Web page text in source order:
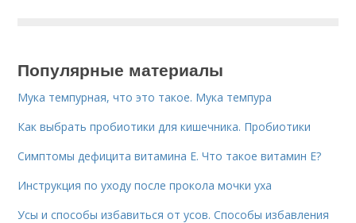
Популярные материалы
Мука темпурная, что это такое. Мука темпура
Как выбрать пробиотики для кишечника. Пробиотики
Симптомы дефицита витамина E. Что такое витамин Е?
Инструкция по уходу после прокола мочки уха
Усы и способы избавиться от усов. Способы избавления